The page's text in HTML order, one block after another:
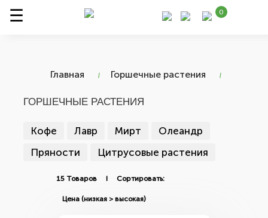
0
Главная Горшечные растения
ГОРШЕЧНЫЕ РАСТЕНИЯ
Кофе Лавр Мирт
Олеандр
Пряности
Цитрусовые растения
15 Товаров I Сортировать: